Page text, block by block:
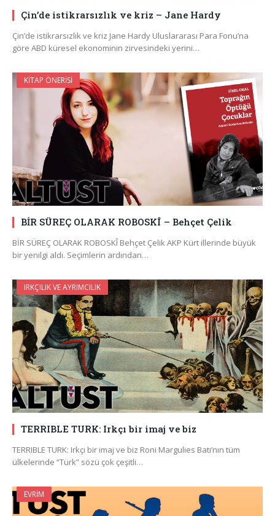
Çin’de istikrarsızlık ve kriz – Jane Hardy
Çin’de istikrarsızlık ve kriz Jane Hardy Uluslararası Para Fonu’na
göre ABD küresel ekonominin zirvesindeki yerini…
KITAP ÖNERISI
BİR SÜREÇ OLARAK ROBOSKÎ – Behçet Çelik
BİR SÜREÇ OLARAK ROBOSKÎ Behçet Çelik AKP Kürt illerinde büyük
bir yenilgi aldı. Seçimlerin ardından…
IRKÇILIK VE AYRIMCILIK
TERRIBLE TURK: Irkçı bir imaj ve biz
TERRIBLE TURK: Irkçı bir imaj ve biz Roni Margulies Batı’nın tüm
ülkelerinde “Türk” sözü çok çeşitli…
EVRIM